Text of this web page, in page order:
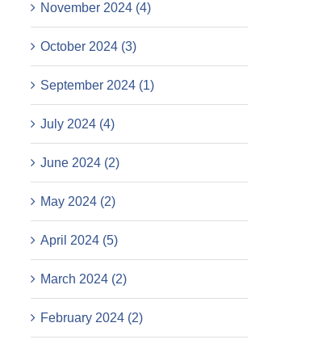
November 2024 (4)
October 2024 (3)
September 2024 (1)
July 2024 (4)
June 2024 (2)
May 2024 (2)
April 2024 (5)
March 2024 (2)
February 2024 (2)